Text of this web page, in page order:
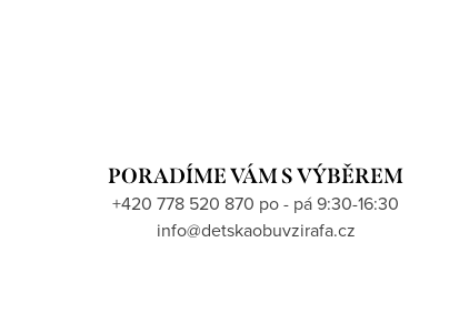
PORADÍME VÁM S VÝBĚREM
+420 778 520 870 po - pá 9:30-16:30
info@detskaobuvzirafa.cz